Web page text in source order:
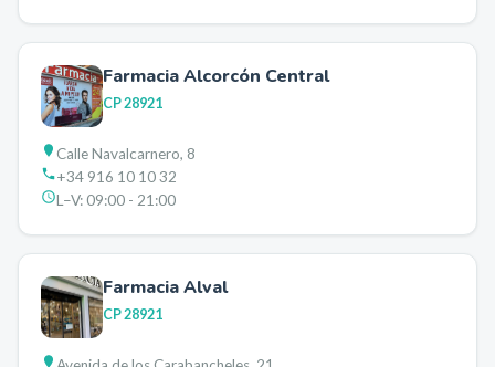
Farmacia Alcorcón Central
CP28921
Calle Navalcarnero, 8
+34 916 10 10 32
L–V:09:00 - 21:00
Farmacia Alval
CP28921